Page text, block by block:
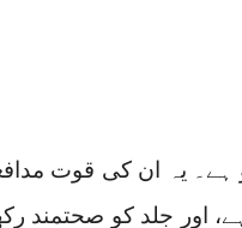
ہے۔ یہ ان کی قوت
اور جلد کو صحتمند